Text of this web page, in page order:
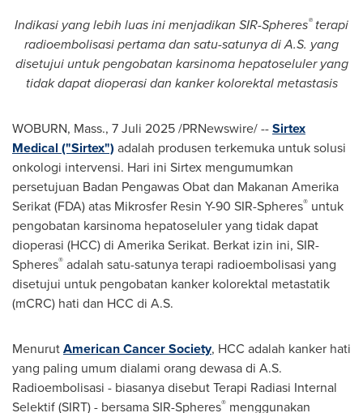
Indikasi yang lebih luas ini menjadikan SIR-Spheres® terapi
radioembolisasi pertama dan satu-satunya di A.S. yang
disetujui untuk pengobatan karsinoma hepatoseluler yang
tidak dapat dioperasi dan kanker kolorektal metastasis
WOBURN, Mass., 7 Juli 2025/PRNewswire/ --Sirtex
Medical ("Sirtex") adalah produsen terkemuka untuk solusi
onkologi intervensi. Hari ini Sirtex mengumumkan
persetujuan Badan Pengawas Obat dan Makanan Amerika
Serikat (FDA) atas Mikrosfer Resin Y-90 SIR-Spheres® untuk
pengobatan karsinoma hepatoseluler yang tidak dapat
dioperasi (HCC) di Amerika Serikat. Berkat izin ini, SIR-
Spheres® adalah satu-satunya terapi radioembolisasi yang
disetujui untuk pengobatan kanker kolorektal metastatik
(mCRC) hati dan HCC di A.S.
MenurutAmerican Cancer Society, HCC adalah kanker hati
yang paling umum dialami orang dewasa di A.S.
Radioembolisasi - biasanya disebut Terapi Radiasi Internal
Selektif (SIRT) - bersama SIR-Spheres® menggunakan